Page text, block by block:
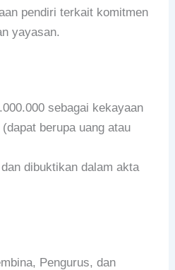
pendiri terkait komitmen
yayasan.
sebagai kekayaan
berupa uang atau
dibuktikan dalam akta
Pengurus, dan